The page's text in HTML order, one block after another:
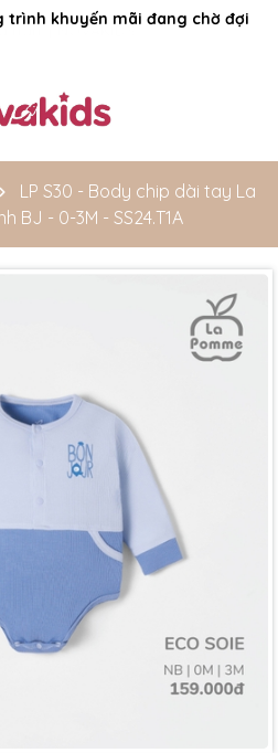
trình khuyến mãi đang chờ đợi
LP S30 - Body chip dài tay La
BJ - 0-3M - SS24.T1A